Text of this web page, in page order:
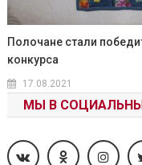
Полочане стали
конкурса
17.08.2021
МЫ В